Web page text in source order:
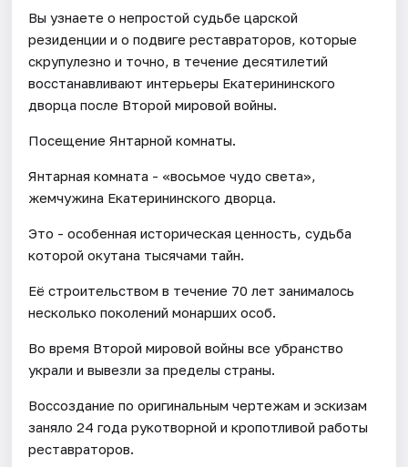
Вы узнаете о непростой судьбе царской
резиденции и о подвиге реставраторов, которые
скрупулезно и точно, в течение десятилетий
восстанавливают интерьеры Екатерининского
дворца после Второй мировой войны.
Посещение Янтарной комнаты.
Янтарная комната - «восьмое чудо света»,
жемчужина Екатерининского дворца.
Это - особенная историческая ценность, судьба
которой окутана тысячами тайн.
Её строительством в течение 70 лет занималось
несколько поколений монарших особ.
Во время Второй мировой войны все убранство
украли и вывезли за пределы страны.
Воссоздание по оригинальным чертежам и эскизам
заняло 24 года рукотворной и кропотливой работы
реставраторов.